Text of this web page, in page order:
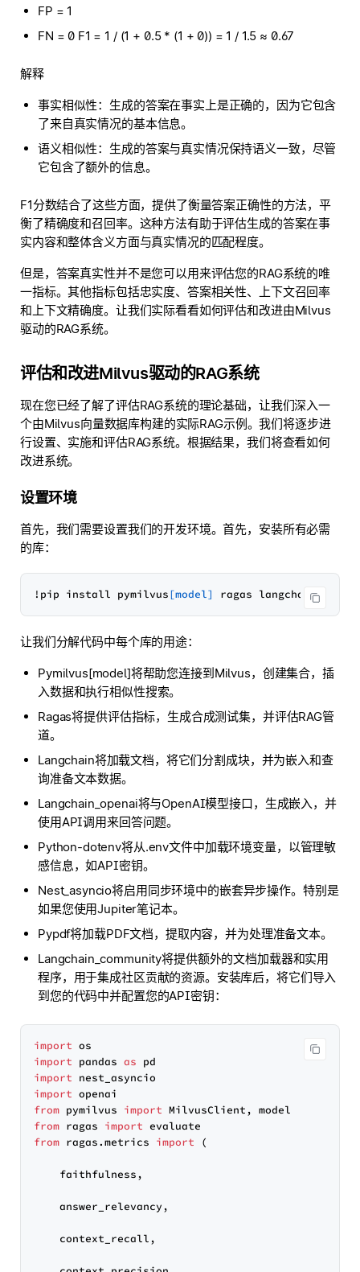
FP = 1
FN = 0 F1 = 1 / (1 + 0.5 * (1 + 0)) = 1 / 1.5 ≈ 0.67
解释
事实相似性：生成的答案在事实上是正确的，因为它包含
了来自真实情况的基本信息。
语义相似性：生成的答案与真实情况保持语义一致，尽管
它包含了额外的信息。
F1分数结合了这些方面，提供了衡量答案正确性的方法，平
衡了精确度和召回率。这种方法有助于评估生成的答案在事
实内容和整体含义方面与真实情况的匹配程度。
但是，答案真实性并不是您可以用来评估您的RAG系统的唯
一指标。其他指标包括忠实度、答案相关性、上下文召回率
和上下文精确度。让我们实际看看如何评估和改进由Milvus
驱动的RAG系统。
评估和改进Milvus驱动的RAG系统
现在您已经了解了评估RAG系统的理论基础，让我们深入一
个由Milvus向量数据库构建的实际RAG示例。我们将逐步进
行设置、实施和评估RAG系统。根据结果，我们将查看如何
改进系统。
设置环境
首先，我们需要设置我们的开发环境。首先，安装所有必需
的库：
!pip install pymilvus[model]
让我们分解代码中每个库的用途：
Pymilvus[model]将帮助您连接到Milvus，创建集合，插
入数据和执行相似性搜索。
Ragas将提供评估指标，生成合成测试集，并评估RAG管
道。
Langchain将加载文档，将它们分割成块，并为嵌入和查
询准备文本数据。
Langchain_openai将与OpenAI模型接口，生成嵌入，并
使用API调用来回答问题。
Python-dotenv将从.env文件中加载环境变量，以管理敏
感信息，如API密钥。
Nest_asyncio将启用同步环境中的嵌套异步操作。特别是
如果您使用Jupiter笔记本。
Pypdf将加载PDF文档，提取内容，并为处理准备文本。
Langchain_community将提供额外的文档加载器和实用
程序，用于集成社区贡献的资源。安装库后，将它们导入
到您的代码中并配置您的API密钥：
import
import pandas as
import
import
from pymilvus import
from ragas import
from ragas.metrics import (
    faithfulness,
    answer_relevancy,
    context_recall,